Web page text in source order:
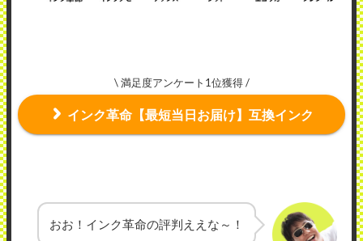
\ 満足度アンケート1位獲得 /
インク革命【最短当日お届け】互換インク
おお！インク革命の評判ええな～！